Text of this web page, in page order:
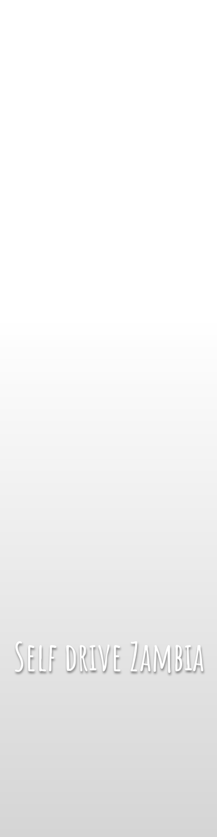
Self drive Zambia